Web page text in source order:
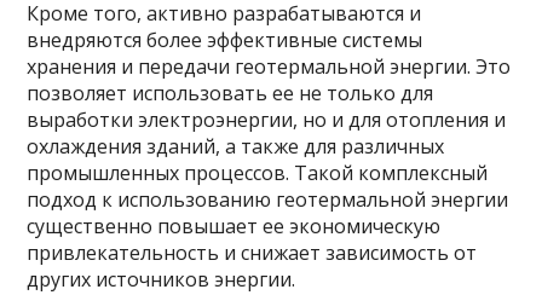
Кроме того, активно разрабатываются и
внедряются более эффективные системы
хранения и передачи геотермальной энергии. Это
позволяет использовать ее не только для
выработки электроэнергии, но и для отопления и
охлаждения зданий, а также для различных
промышленных процессов. Такой комплексный
подход к использованию геотермальной энергии
существенно повышает ее экономическую
привлекательность и снижает зависимость от
других источников энергии.